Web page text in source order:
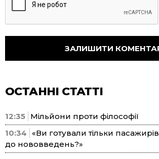
ОСТАННІ СТАТТІ
12:35 Мільйони проти філософії
10:34
«Ви готували тільки пасажирів
до нововведень?»